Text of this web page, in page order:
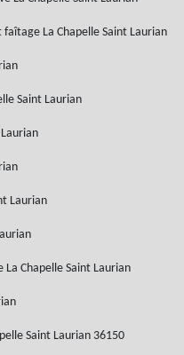
La Chapelle Saint Laurian
Saint Laurian
Laurian
Chapelle Saint Laurian
Saint Laurian 36150